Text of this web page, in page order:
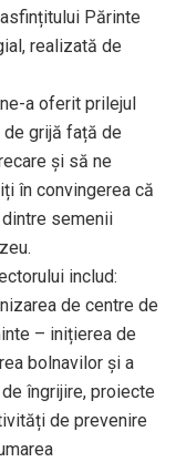
Părinte
realizată de
a oferit prilejul
de grijă față de
și să ne
în convingerea că
semenii
includ:
de centre de
– inițierea de
bolnavilor și a
îngrijire, proiecte
de prevenire